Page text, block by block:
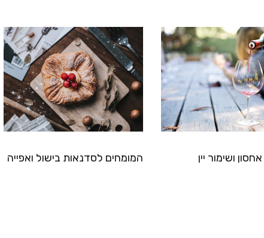
המומחים לסדנאות בישול ואפייה